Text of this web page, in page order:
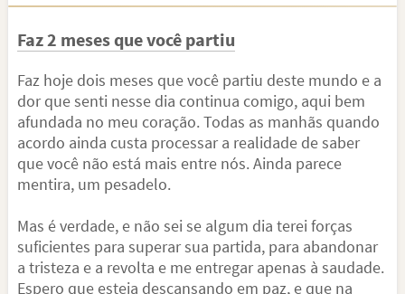
Faz 2 meses que você partiu
Faz hoje dois meses que você partiu deste mundo e a
dor que senti nesse dia continua comigo, aqui bem
afundada no meu coração. Todas as manhãs quando
acordo ainda custa processar a realidade de saber
que você não está mais entre nós. Ainda parece
mentira, um pesadelo.
Mas é verdade, e não sei se algum dia terei forças
suficientes para superar sua partida, para abandonar
a tristeza e a revolta e me entregar apenas à saudade.
Espero que esteja descansando em paz, e que na